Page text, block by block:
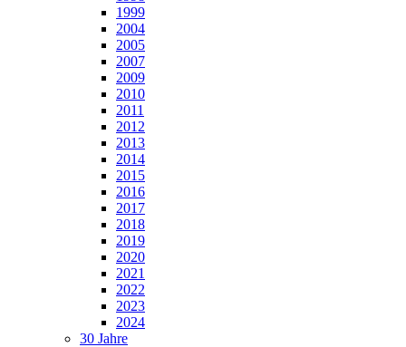
1999
2004
2005
2007
2009
2010
2011
2012
2013
2014
2015
2016
2017
2018
2019
2020
2021
2022
2023
2024
30 Jahre